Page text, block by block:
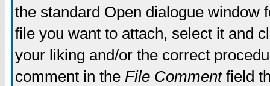
the standard Open dialogue window
file you want to attach, select it and
your liking and/or the correct
comment in the File Commentfield